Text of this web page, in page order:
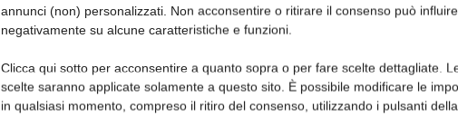
annunci (non) personalizzati. Non acconsentire o ritirare il consenso può influire
negativamente su alcune caratteristiche e funzioni.
Clicca qui sotto per acconsentire a quanto sopra o per fare scelte dettagliate.
scelte saranno applicate solamente a questo sito. È possibile modificare le
in qualsiasi momento, compreso il ritiro del consenso, utilizzando i pulsanti